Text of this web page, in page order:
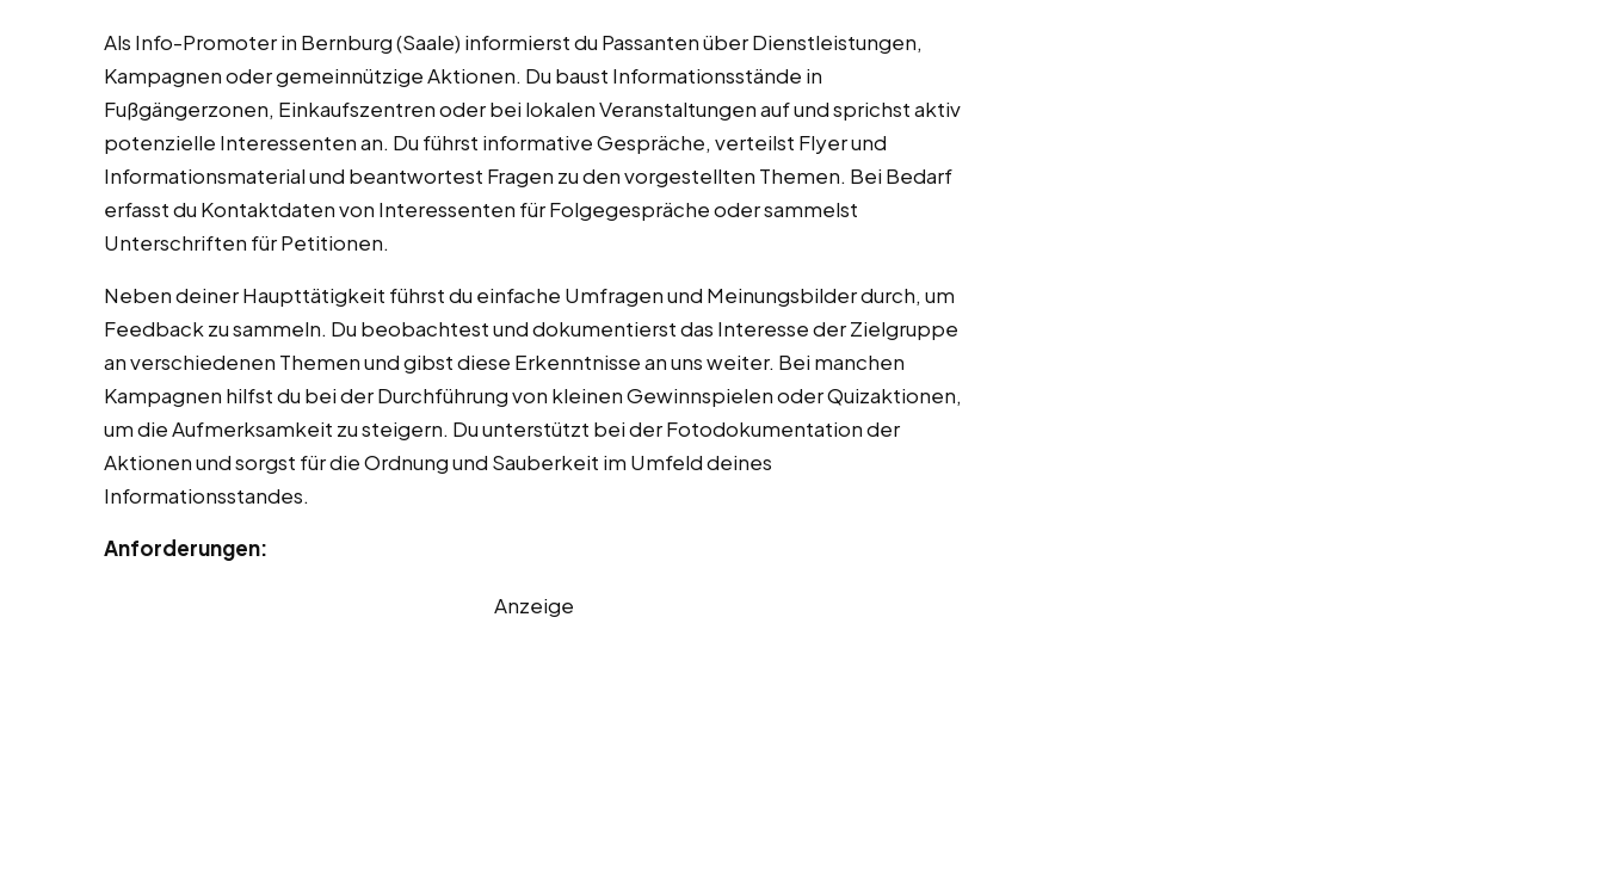
Als Info-Promoter in Bernburg (Saale) informierst du Passanten über Dienstleistungen,
Kampagnen oder gemeinnützige Aktionen. Du baust Informationsstände in
Fußgängerzonen, Einkaufszentren oder bei lokalen Veranstaltungen auf und sprichst aktiv
potenzielle Interessenten an. Du führst informative Gespräche, verteilst Flyer und
Informationsmaterial und beantwortest Fragen zu den vorgestellten Themen. Bei Bedarf
erfasst du Kontaktdaten von Interessenten für Folgegespräche oder sammelst
Unterschriften für Petitionen.
Neben deiner Haupttätigkeit führst du einfache Umfragen und Meinungsbilder durch, um
Feedback zu sammeln. Du beobachtest und dokumentierst das Interesse der Zielgruppe
an verschiedenen Themen und gibst diese Erkenntnisse an uns weiter. Bei manchen
Kampagnen hilfst du bei der Durchführung von kleinen Gewinnspielen oder Quizaktionen,
um die Aufmerksamkeit zu steigern. Du unterstützt bei der Fotodokumentation der
Aktionen und sorgst für die Ordnung und Sauberkeit im Umfeld deines
Informationsstandes.
Anforderungen:
Anzeige